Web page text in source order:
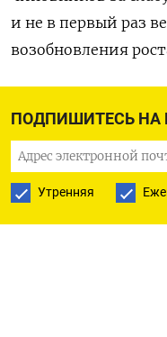
ПОДПИШИТЕСЬ НА
Утренняя
‌и не в первый раз
возобновления